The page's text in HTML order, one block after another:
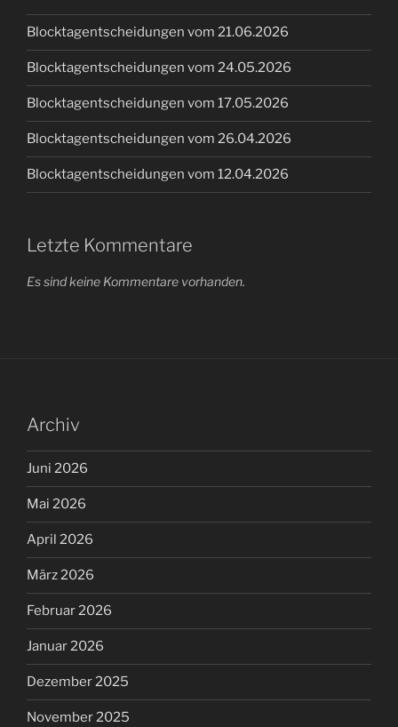
Blocktagentscheidungen vom 21.06.2026
Blocktagentscheidungen vom 24.05.2026
Blocktagentscheidungen vom 17.05.2026
Blocktagentscheidungen vom 26.04.2026
Blocktagentscheidungen vom 12.04.2026
Letzte Kommentare
Es sind keine Kommentare vorhanden.
Archiv
Juni 2026
Mai 2026
April 2026
März 2026
Februar 2026
Januar 2026
Dezember 2025
November 2025